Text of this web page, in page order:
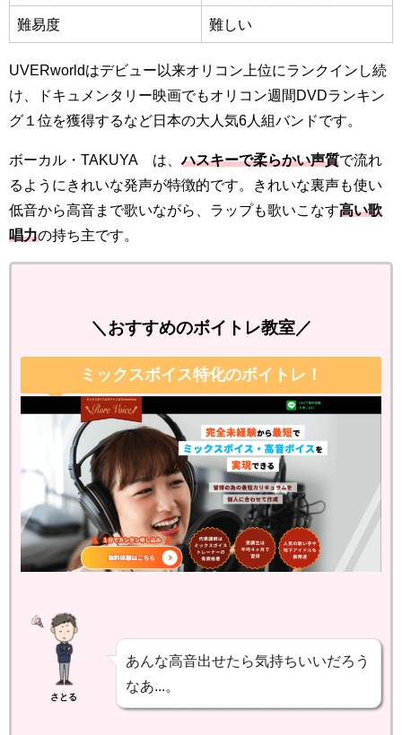
難易度 難しい
UVERworldはデビュー以来オリコン上位にランクインし続
け、ドキュメンタリー映画でもオリコン週間DVDランキン
グ１位を獲得するなど日本の大人気6人組バンドです。
ボーカル・TAKUYA∞は、 ハスキーで柔らかい声質で流れ
るようにきれいな発声が特徴的です。きれいな裏声も使い
低音から高音まで歌いながら、ラップも歌いこなす高い歌
唱力の持ち主です。
＼おすすめのボイトレ教室／
ミックスボイス特化のボイトレ！
さとる
あんな高音出せたら気持ちいいだろう
なあ...。